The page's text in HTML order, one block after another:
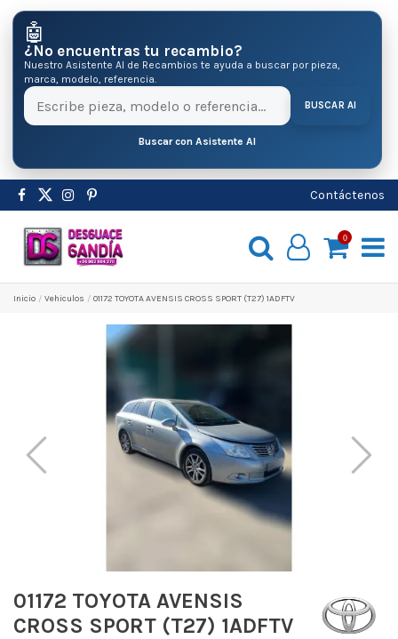
🤖
¿No encuentras tu recambio?
Nuestro Asistente AI de Recambios te ayuda a buscar por pieza,
marca, modelo, referencia.
BUSCAR AI
Buscar con Asistente AI
Contáctenos
0
Inicio Vehiculos 01172 TOYOTA AVENSIS CROSS SPORT (T27) 1ADFTV
01172 TOYOTA AVENSIS
CROSS SPORT (T27) 1ADFTV